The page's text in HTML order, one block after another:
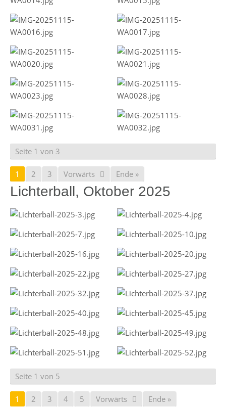
Seite 1 von 3
1 2 3 Vorwärts Ende »
Lichterball, Oktober 2025
Seite 1 von 5
1 2 3 4 5 Vorwärts Ende »